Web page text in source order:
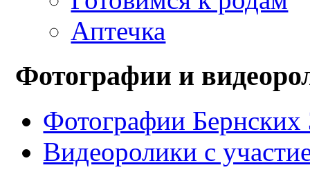
Аптечка
Фотографии и
Фотографии
Видеоролики с